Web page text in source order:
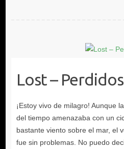
Lost – Perdidos